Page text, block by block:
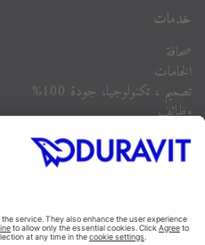
خدمات
صحافة
الخامات
تصميم ، تكنولوجيا، جودة 100%
وظائف
أسئلة مكررة
Facebook